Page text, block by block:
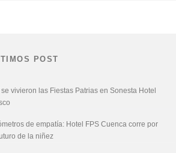
POST
vivieron las Fiestas Patrias en Sonesta Hotel
de empatía: Hotel FPS Cuenca corre por
de la niñez